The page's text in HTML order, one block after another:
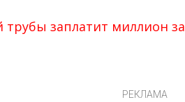
трубы заплатит миллион
РЕКЛАМА